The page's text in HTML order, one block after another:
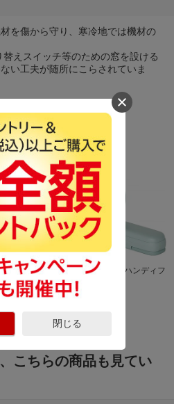
閉じる
を傷から守り、寒冷地では機材の
えスイッチ等のための窓を設ける
い工夫が随所にこらされていま
冷剤が勢ぞろ
暑さ対策に ハンディフ
ァン
こちらの商品も見てい